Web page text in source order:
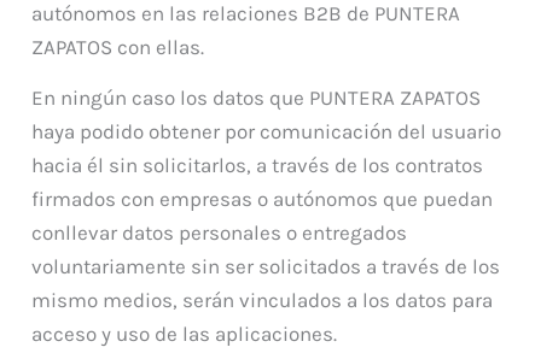
autónomos en las relaciones B2B de PUNTERA
ZAPATOS con ellas.
En ningún caso los datos que PUNTERA ZAPATOS
haya podido obtener por comunicación del usuario
hacia él sin solicitarlos, a través de los contratos
firmados con empresas o autónomos que puedan
conllevar datos personales o entregados
voluntariamente sin ser solicitados a través de los
mismo medios, serán vinculados a los datos para
acceso y uso de las aplicaciones.